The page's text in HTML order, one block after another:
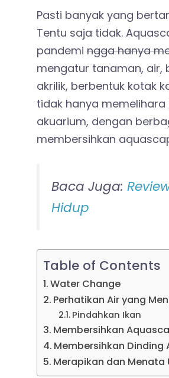
Pasti banyak yang
Tentu saja tidak.
pandemi ngga hanya
mengatur tanaman, air,
akrilik, berbentuk kotak
tidak hanya
akuarium, dengan
membersihkan
Baca Juga:
Hidup
Table of Contents
Water Change
Perhatikan Air yang
Pindahkan Ikan
Membersihkan
Membersihkan Dinding
Merapikan dan Menata